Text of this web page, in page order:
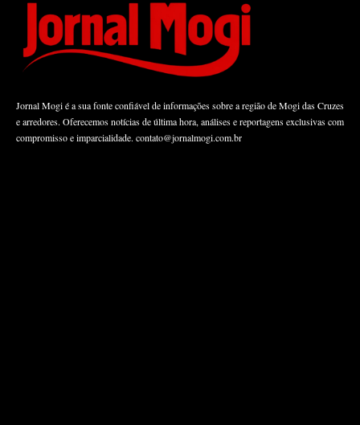
Jornal Mogi é a sua fonte confiável de informações sobre a região de Mogi das Cruzes
e arredores. Oferecemos notícias de última hora, análises e reportagens exclusivas com
compromisso e imparcialidade. contato@jornalmogi.com.br